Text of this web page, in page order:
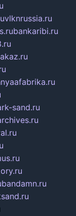
vlknrussia.ru
bankaribi.ru
sand.ru
bandamn.ru